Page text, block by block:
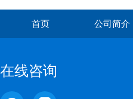
首页 公司简介
在线咨询